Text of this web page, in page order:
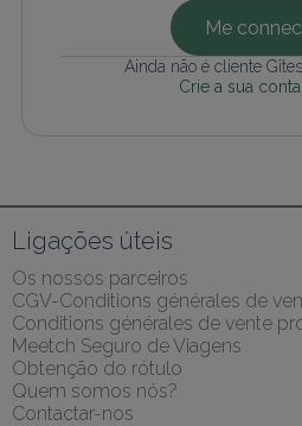
Me
Ainda não é cliente
Crie a sua
Ligações úteis
Os nossos parceiros
CGV-Conditions générales de
Conditions générales de vente
Meetch Seguro de Viagens
Obtenção do rótulo
Quem somos nós?
Contactar-nos